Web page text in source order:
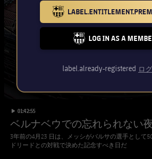
会長
レジェンド
plusicon
label.aria.plus
プレスパス
チケット
結果
スケジュール
PLUSICON
LABEL.ARIA.PLUS
トップチーム
label.aria.plus
スケジュール
チケット
順位表
PLUSICON
LABEL.ARIA.PLUS
トップチーム
スケジュール
チケット
PLUSICON
LABEL.ARIA.PLUS
トップチーム
plusicon
label.aria.plus
LOG IN AS A
label.already-registered ロ
label.duration
Play video
01:42:55
ベルナベウでの忘れられない
3年前の4月23 日は、メッシがバルサの選手として
ドリードとの対戦で決めた記念すべき日だ